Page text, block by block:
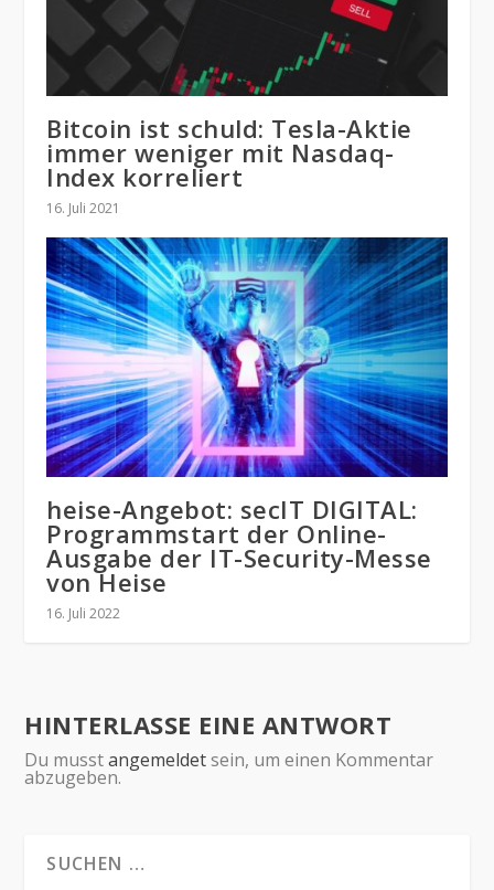
Bitcoin ist schuld: Tesla-Aktie
immer weniger mit Nasdaq-
Index korreliert
16. Juli 2021
heise-Angebot: secIT DIGITAL:
Programmstart der Online-
Ausgabe der IT-Security-Messe
von Heise
16. Juli 2022
HINTERLASSE EINE ANTWORT
Du musstangemeldetsein, um einen Kommentar
abzugeben.